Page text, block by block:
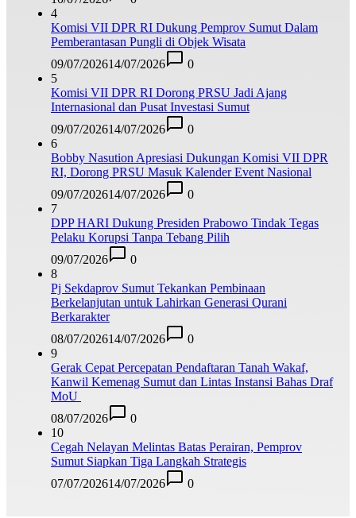
4
Komisi VII DPR RI Dukung Pemprov Sumut Dalam
Pemberantasan Pungli di Objek Wisata
09/07/202614/07/2026
0
5
Komisi VII DPR RI Dorong PRSU Jadi Ajang
Internasional dan Pusat Investasi Sumut
09/07/202614/07/2026
0
6
Bobby Nasution Apresiasi Dukungan Komisi VII DPR
RI, Dorong PRSU Masuk Kalender Event Nasional
09/07/202614/07/2026
0
7
DPP HARI Dukung Presiden Prabowo Tindak Tegas
Pelaku Korupsi Tanpa Tebang Pilih
09/07/2026
0
8
Pj Sekdaprov Sumut Tekankan Pembinaan
Berkelanjutan untuk Lahirkan Generasi Qurani
Berkarakter
08/07/202614/07/2026
0
9
Gerak Cepat Percepatan Pendaftaran Tanah Wakaf,
Kanwil Kemenag Sumut dan Lintas Instansi Bahas Draf
MoU
08/07/2026
0
10
Cegah Nelayan Melintas Batas Perairan, Pemprov
Sumut Siapkan Tiga Langkah Strategis
07/07/202614/07/2026 0